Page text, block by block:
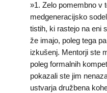
»1. Zelo pomembno v
medgeneracijsko
tistih, ki rastejo na eni
že imajo, poleg tega
izkušenj. Mentorji ste
poleg formalnih
pokazali ste jim
ustvarja družbena